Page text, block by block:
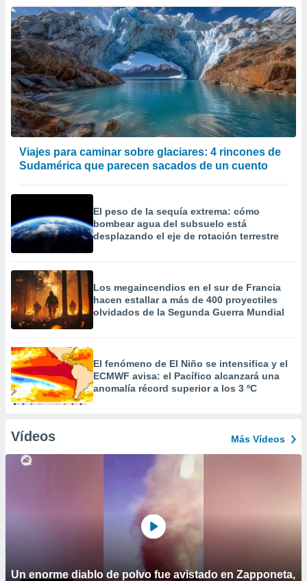
Viajes para caminar sobre glaciares: 4 rincones de
Sudamérica que parecen sacados de un cuento
El peso de la sequía extrema: cómo
bombear agua del subsuelo está
desplazando el eje de rotación terrestre
Los megaincendios en el sur de Francia
hacen estallar a más de 400 proyectiles
olvidados de la Segunda Guerra Mundial
El fenómeno de El Niño se intensifica y el
ECMWF avisa: el Pacífico alcanzará una
anomalía récord superior a los 3 ºC
Vídeos Más Vídeos
Un enorme diablo de polvo fue avistado en Zapponeta,